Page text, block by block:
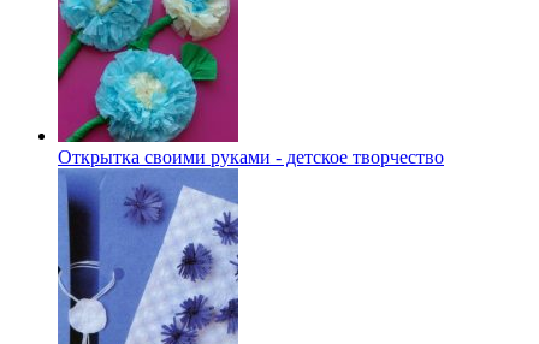
Открытка своими руками - детское творчество